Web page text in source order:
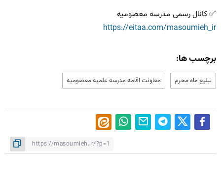
‌✅ کانال رسمی مدرسه معصومیه
https://eitaa.com/masoumieh_ir
برچسب ها:
تبلیع ماه محرم معاونت اقامه مدرسه علميه معصوميه